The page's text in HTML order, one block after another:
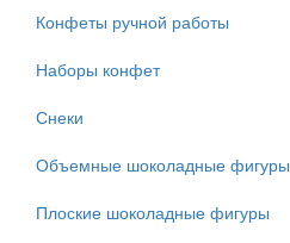
Конфеты ручной работы
Наборы конфет
Снеки
Объемные шоколадные фигуры
Плоские шоколадные фигуры